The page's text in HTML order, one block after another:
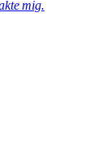
mig.